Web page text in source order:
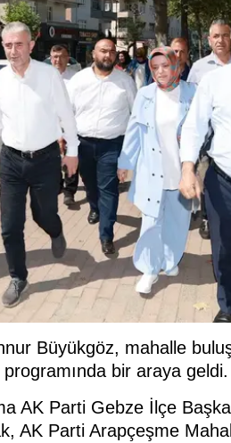
Büyükgöz, mahalle
bir araya geldi.
AK Parti Gebze İlçe
AK Parti Arapçeşme